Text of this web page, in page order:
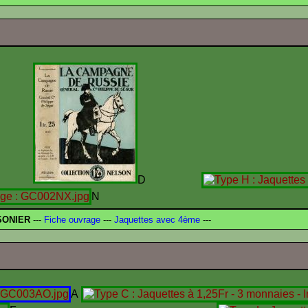
D
N
--- Fiche ouvrage --- Jaquettes avec 4ème ---
A